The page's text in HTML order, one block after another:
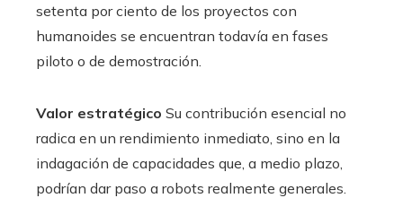
setenta por ciento de los proyectos con
humanoides se encuentran todavía en fases
piloto o de demostración.
Valor estratégico Su contribución esencial no
radica en un rendimiento inmediato, sino en la
indagación de capacidades que, a medio plazo,
podrían dar paso a robots realmente generales.